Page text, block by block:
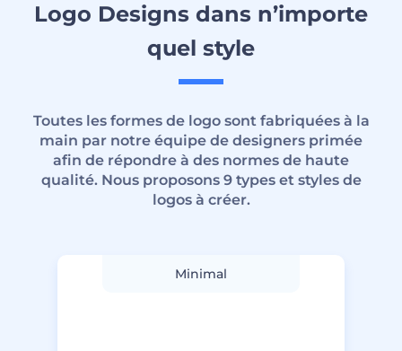
Logo Designs dans n’importe
quel style
Toutes les formes de logo sont fabriquées à la
main par notre équipe de designers primée
afin de répondre à des normes de haute
qualité. Nous proposons 9 types et styles de
logos à créer.
Minimal